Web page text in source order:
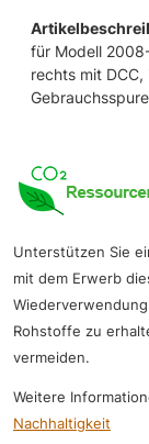
für Modell
rechts mit DCC,
Unterstützen Sie
mit dem Erwerb
Rohstoffe zu
vermeiden.
Weitere
Nachhaltigkeit